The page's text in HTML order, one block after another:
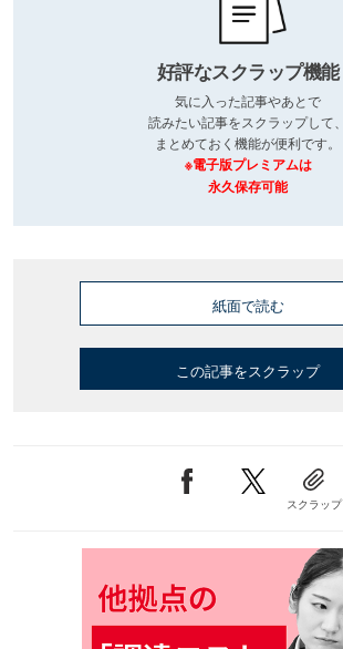
好評なスクラップ機能
気に入った記事やあとで
読みたい記事をスクラップして、
まとめておく機能が便利です。
※電子版プレミアムは
永久保存可能
紙面で読む
この記事をスクラップ
スクラップ